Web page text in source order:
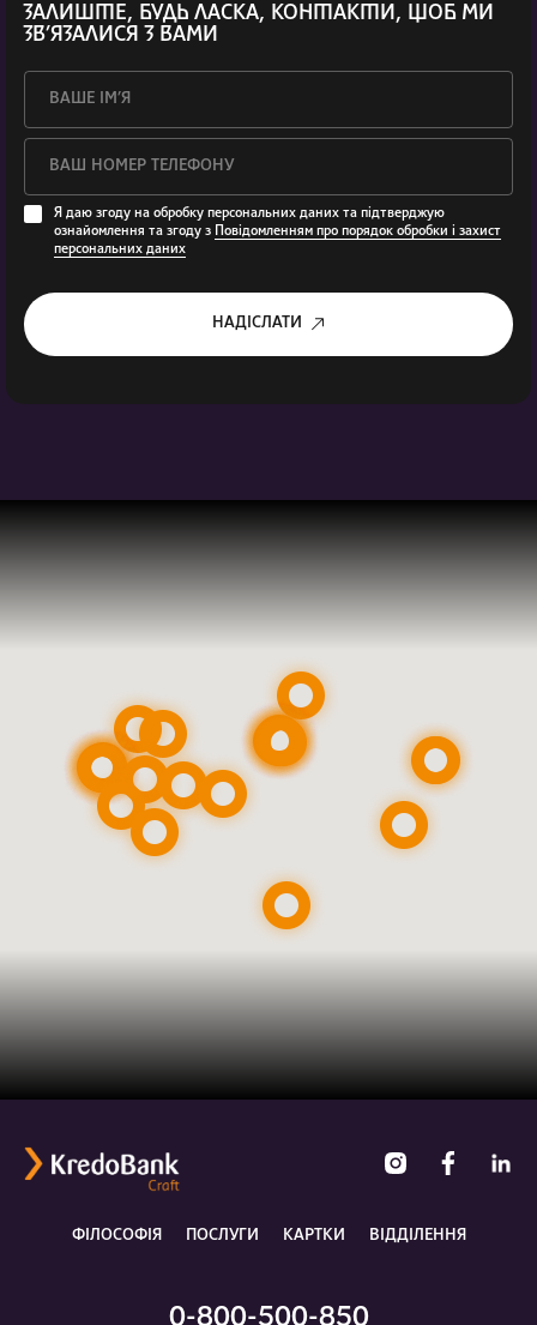
ЗАЛИШТЕ, БУДЬ ЛАСКА, КОНТАКТИ, ЩОБ МИ
ЗВ’ЯЗАЛИСЯ З ВАМИ
Я даю згоду на обробку персональних даних та підтверджую
ознайомлення та згоду з Повідомленням про порядок обробки і захист
персональних даних
НАДІСЛАТИ
ФІЛОСОФІЯ ПОСЛУГИ КАРТКИ ВІДДІЛЕННЯ
0-800-500-850